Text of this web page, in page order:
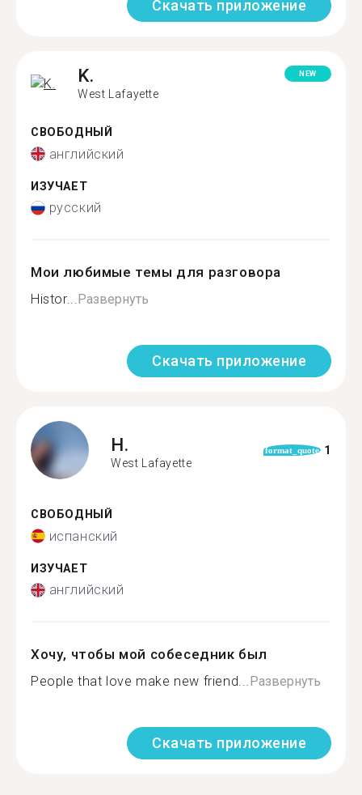
Скачать приложение
K.
West Lafayette
NEW
СВОБОДНЫЙ
английский
ИЗУЧАЕТ
русский
Мои любимые темы для разговора
Histor...Развернуть
Скачать приложение
H.
West Lafayette
format_quote 1
СВОБОДНЫЙ
испанский
ИЗУЧАЕТ
английский
Хочу, чтобы мой собеседник был
People that love make new friend...Развернуть
Скачать приложение